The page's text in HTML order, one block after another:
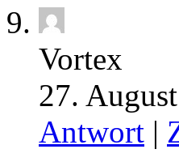
Vortex
27.
Antwort |